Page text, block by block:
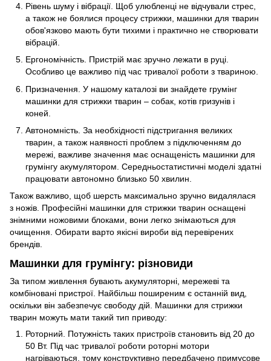
Рівень шуму і вібрації. Щоб улюбленці не відчували стрес,
а також не боялися процесу стрижки, машинки для тварин
обов'язково мають бути тихими і практично не створювати
вібрацій.
Ергономічність. Пристрій має зручно лежати в руці.
Особливо це важливо під час тривалої роботи з твариною.
Призначення. У нашому каталозі ви знайдете грумінг
машинки для стрижки тварин – собак, котів гризунів і
коней.
Автономність. За необхідності підстригання великих
тварин, а також наявності проблем з підключенням до
мережі, важливе значення має оснащеність машинки для
грумінгу акумулятором. Середньостатистичні моделі здатні
працювати автономно близько 50 хвилин.
Також важливо, щоб шерсть максимально зручно видалялася
з ножів. Професійні машинки для стрижки тварин оснащені
знімними ножовими блоками, вони легко знімаються для
очищення. Обирати варто якісні вироби від перевірених
брендів.
Машинки для грумінгу: різновиди
За типом живлення бувають акумуляторні, мережеві та
комбіновані пристрої. Найбільш поширеним є останній вид,
оскільки він забезпечує свободу дій. Машинки для стрижки
тварин можуть мати такий тип приводу:
Роторний. Потужність таких пристроїв становить від 20 до
50 Вт. Під час тривалої роботи роторні мотори
нагріваються, тому конструктивно передбачено примусове